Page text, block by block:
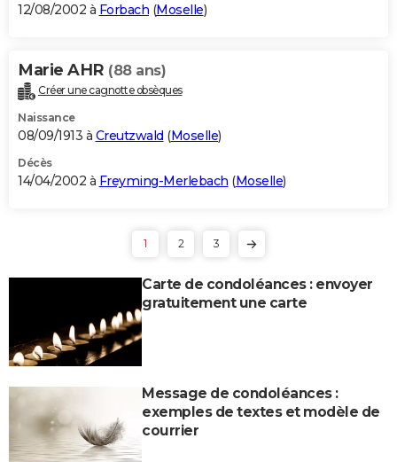
12/08/2002 à Forbach (Moselle)
Marie AHR (88 ans)
Créer une cagnotte obsèques
Naissance
08/09/1913 à Creutzwald (Moselle)
Décès
14/04/2002 à Freyming-Merlebach (Moselle)
1 2 3
Carte de condoléances : envoyer
gratuitement une carte
Message de condoléances :
exemples de textes et modèle de
courrier